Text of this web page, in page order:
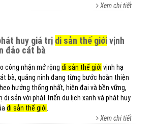
Xem chi tiết
huy giá trị di sản thế giớivịnh
đảo cát bà
công nhận mở rộng di sản thế giới vịnh hạ
bà, quảng ninh đang từng bước hoàn thiện
hướng thống nhất, hiện đại và bền vững,
di sản với phát triển du lịch xanh và phát huy
di sản thế giới
Xem chi tiết